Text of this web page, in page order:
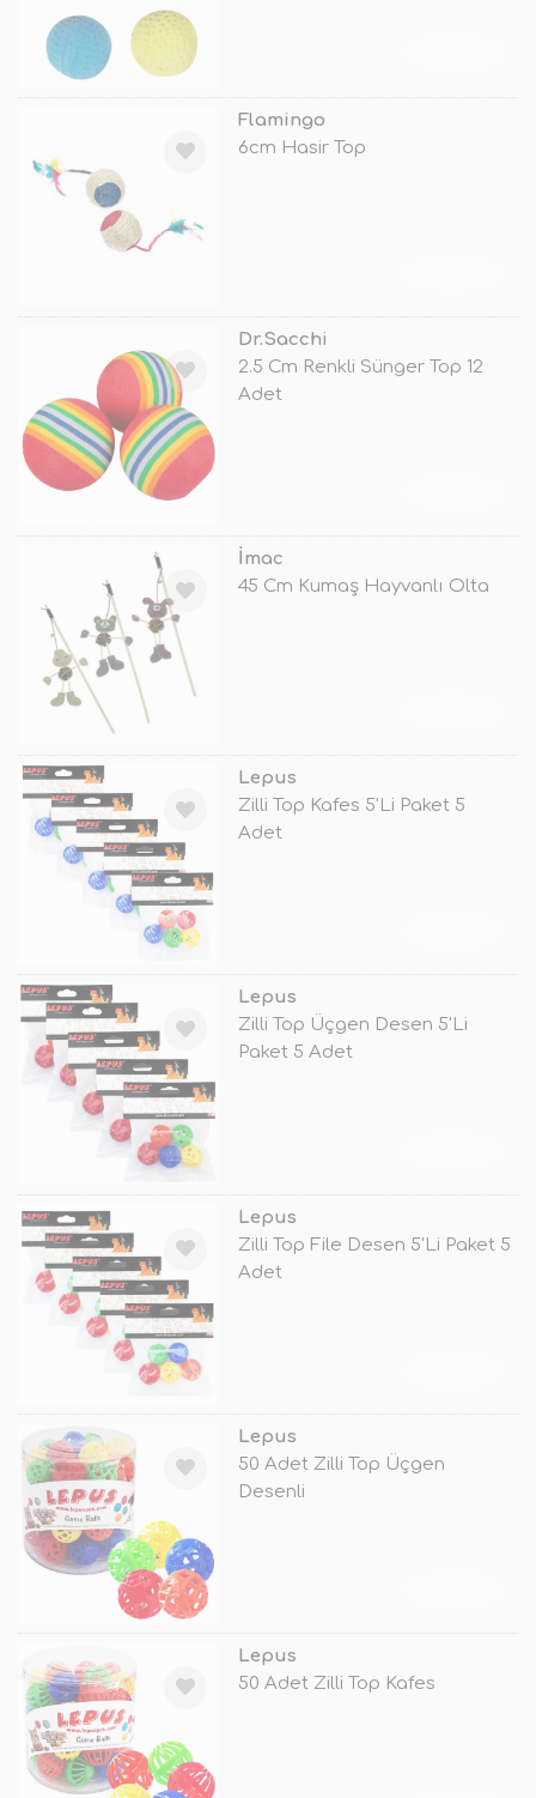
Flamingo
6cm Hasir Top
Dr.Sacchi
2.5 Cm Renkli Sünger Top 12
Adet
İmac
45 Cm Kumaş Hayvanlı Olta
Lepus
Zilli Top Kafes 5'Li Paket 5
Adet
Lepus
Zilli Top Üçgen Desen 5'Li
Paket 5 Adet
Lepus
Zilli Top File Desen 5'Li Paket 5
Adet
Lepus
50 Adet Zilli Top Üçgen
Desenli
Lepus
50 Adet Zilli Top Kafes